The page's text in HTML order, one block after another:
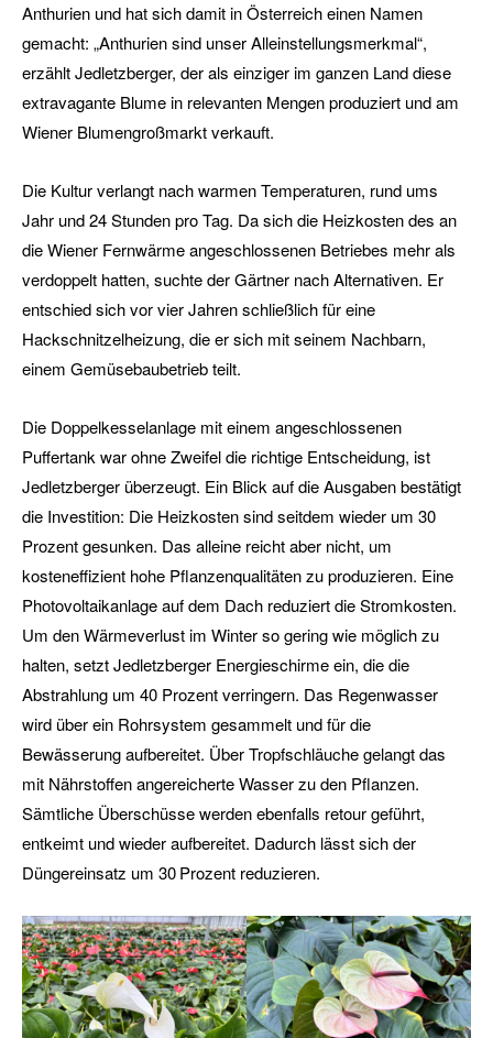
Anthurien und hat sich damit in Österreich einen Namen
gemacht: „Anthurien sind unser Alleinstellungsmerkmal“,
erzählt Jedletzberger, der als einziger im ganzen Land diese
extravagante Blume in relevanten Mengen produziert und am
Wiener Blumengroßmarkt verkauft.
Die Kultur verlangt nach warmen Temperaturen, rund ums
Jahr und 24 Stunden pro Tag. Da sich die Heizkosten des an
die Wiener Fernwärme angeschlossenen Betriebes mehr als
verdoppelt hatten, suchte der Gärtner nach Alternativen. Er
entschied sich vor vier Jahren schließlich für eine
Hackschnitzelheizung, die er sich mit seinem Nachbarn,
einem Gemüsebaubetrieb teilt.
Die Doppelkesselanlage mit einem angeschlossenen
Puffertank war ohne Zweifel die richtige Entscheidung, ist
Jedletzberger überzeugt. Ein Blick auf die Ausgaben bestätigt
die Investition: Die Heizkosten sind seitdem wieder um 30
Prozent gesunken. Das alleine reicht aber nicht, um
kosteneffizient hohe Pflanzenqualitäten zu produzieren. Eine
Photovoltaikanlage auf dem Dach reduziert die Stromkosten.
Um den Wärmeverlust im Winter so gering wie möglich zu
halten, setzt Jedletzberger Energieschirme ein, die die
Abstrahlung um 40 Prozent verringern. Das Regenwasser
wird über ein Rohrsystem gesammelt und für die
Bewässerung aufbereitet. Über Tropfschläuche gelangt das
mit Nährstoffen angereicherte Wasser zu den Pflanzen.
Sämtliche Überschüsse werden ebenfalls retour geführt,
entkeimt und wieder aufbereitet. Dadurch lässt sich der
Düngereinsatz um 30 Prozent reduzieren.